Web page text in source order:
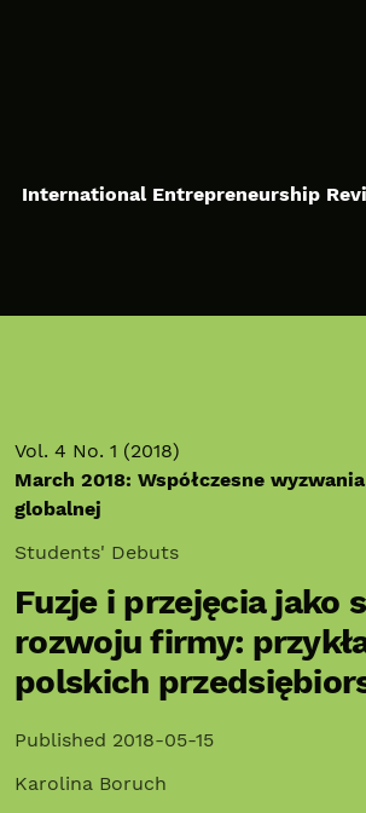
International Entrepreneurship
Vol. 4 No. 1 (2018)
March 2018: Współczesne
globalnej
Students' Debuts
Fuzje i przejęcia jako
rozwoju firmy:
polskich
Published 2018-05-15
Karolina Boruch